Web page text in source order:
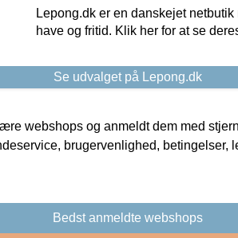
Lepong.dk er en danskejet
have og fritid. Klik her for at se
Se udvalget på Lepong.dk
webshops og anmeldt dem med
brugervenlighed, betingelser,
Bedst anmeldte webshops